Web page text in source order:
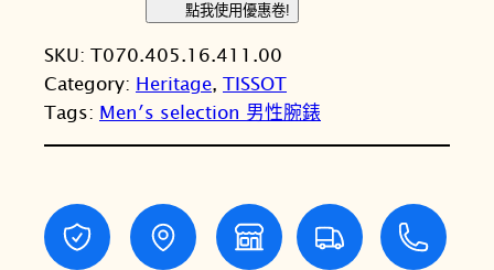
N
T
$
,
9
,
9
S
O
T
天
梭
-
C
點我使用優惠卷!
SKU: T070.405.16.411.00
Category: Heritage, TISSOT
Tags: Men′s selection 男性腕錶